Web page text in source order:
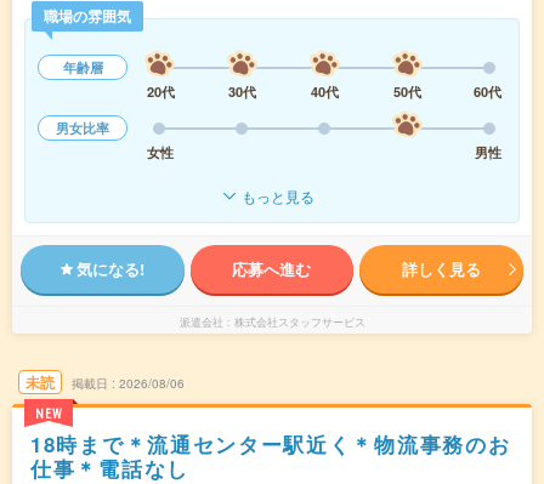
職場の雰囲気
年齢層
20代
30代 40代 50代
60代
男女比率
女性
男性
もっと見る
気になる! 応募へ進む 詳しく見る
派遣会社 株式会社スタッフサービス
未読
NEW
掲載日 2026/08/06
18時まで＊流通センター駅近く＊物流事務のお
仕事＊電話なし